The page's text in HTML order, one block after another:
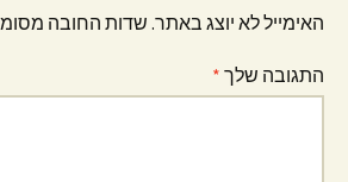
האימייל לא יוצג באתר. שדות החובה
התגובה שלך *